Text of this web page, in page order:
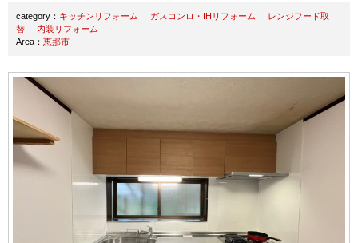
category： キッチンリフォーム ガスコンロ・IHリフォーム
レンジフード取
替
内装リフォーム
Area： 恵那市